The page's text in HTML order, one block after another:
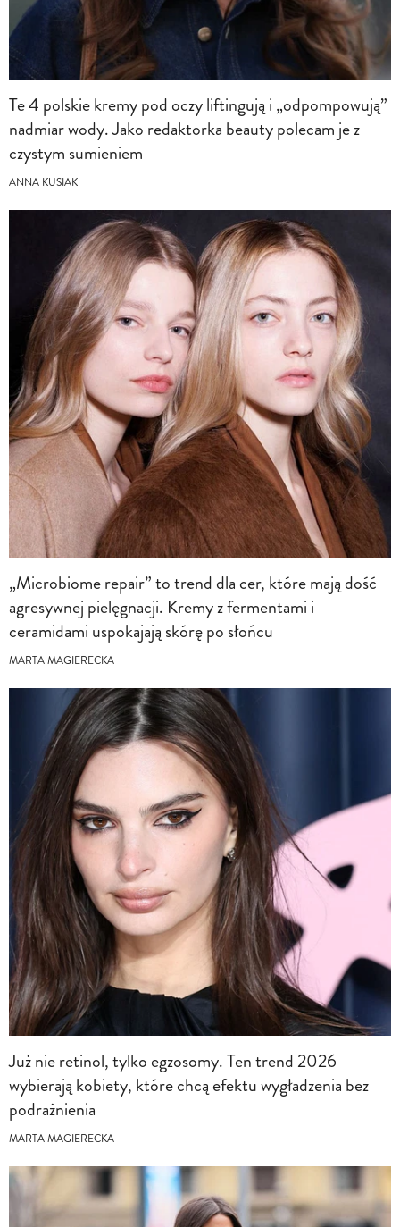
Te 4 polskie kremy pod oczy liftingują i „odpompowują”
nadmiar wody. Jako redaktorka beauty polecam je z
czystym sumieniem
ANNA KUSIAK
„Microbiome repair” to trend dla cer, które mają dość
agresywnej pielęgnacji. Kremy z fermentami i
ceramidami uspokajają skórę po słońcu
MARTA MAGIERECKA
Już nie retinol, tylko egzosomy. Ten trend 2026
wybierają kobiety, które chcą efektu wygładzenia bez
podrażnienia
MARTA MAGIERECKA